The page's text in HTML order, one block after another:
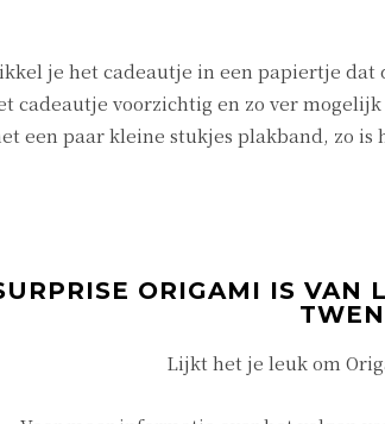
je het cadeautje in een papiertje dat
cadeautje voorzichtig en zo ver
een paar kleine stukjes plakband, zo is
ORIGAMI IS VAN
Lijkt het je leuk om